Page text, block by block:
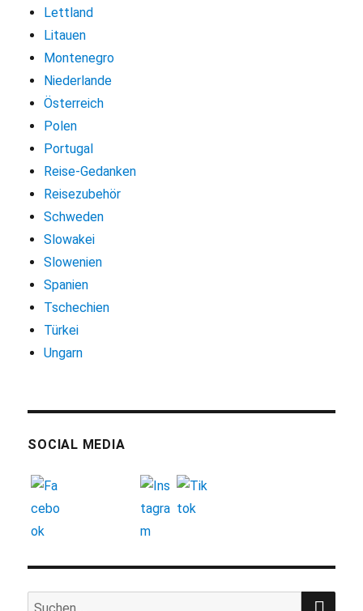
Lettland
Litauen
Montenegro
Niederlande
Österreich
Polen
Portugal
Reise-Gedanken
Reisezubehör
Schweden
Slowakei
Slowenien
Spanien
Tschechien
Türkei
Ungarn
SOCIAL MEDIA
Suchen